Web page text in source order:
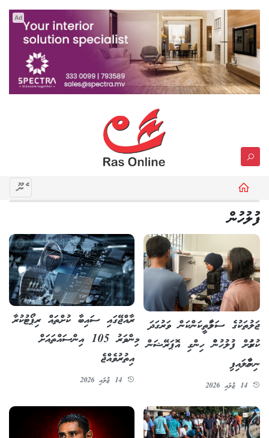
Ad
މެނޫ
ފުލުހުން
ޖަލުތަކުގެ ސަލާމަތީކަންކަން ވަރުގަދަ
ކުރުމަށް ފުލުހުންް ހިންގި އޮޕަރޭޝަން
ނިންމާލައިފި
14 ޖުލައި 2026
ރާއްޖޭގައި ސައިބާ ކުށްތައް ރިޕޯޓުކުރާ
މިންވަރު 105 އިންސައްތައަށް
އިތުރުވެއްޖެ
14 ޖުލައި 2026